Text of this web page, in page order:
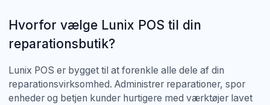
Hvorfor vælge Lunix POS til din
reparationsbutik?
Lunix POS er bygget til at forenkle alle dele af din
reparationsvirksomhed. Administrer reparationer, spor
enheder og betjen kunder hurtigere med værktøjer lavet